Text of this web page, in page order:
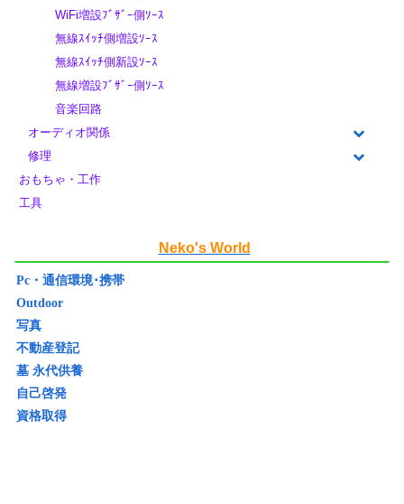
WiFi増設ﾌﾞｻﾞｰ側ｿｰｽ
無線ｽｲｯﾁ側増設ｿｰｽ
無線ｽｲｯﾁ側新設ｿｰｽ
無線増設ﾌﾞｻﾞｰ側ｿｰｽ
音楽回路
オーディオ関係
修理
おもちゃ・工作
工具
Neko's World
Pc・通信環境･携帯
Outdoor
写真
不動産登記
墓 永代供養
自己啓発
資格取得